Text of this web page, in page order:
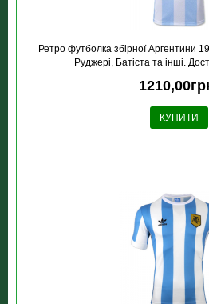
Ретро футболка збірної Аргентини
Руджері, Батіста та інші.
КУПИТИ